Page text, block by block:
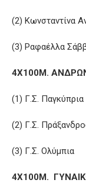
(2)
(3) Ραφαέλλα
4Χ100Μ.
(1) Γ.Σ.
(2) Γ.Σ.
(3) Γ.Σ.
4Χ100Μ.